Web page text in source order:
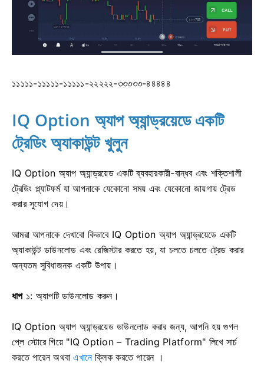
১১১১১-১১১১১-১১১১১-২২২২২-৩৩৩৩৩-৪৪৪৪৪
IQ Option অ্যাপ অ্যান্ড্রয়েডে একটি
ট্রেডিং অ্যাকাউন্ট খুলুন
IQ Option অ্যাপ অ্যান্ড্রয়েড একটি ব্যবহারকারী-বান্ধব এবং শক্তিশালী
ট্রেডিং প্ল্যাটফর্ম যা আপনাকে যেকোনো সময় এবং যেকোনো জায়গায় ট্রেড
করার সুযোগ দেয়।
আমরা আপনাকে দেখাবো কিভাবে IQ Option অ্যাপ অ্যান্ড্রয়েডে একটি
অ্যাকাউন্ট ডাউনলোড এবং রেজিস্টার করতে হয়, যা চলতে চলতে ট্রেড করার
অন্যতম সুবিধাজনক একটি উপায়।
ধাপ১: অ্যাপটি ডাউনলোড করুন।
IQ Option অ্যাপ অ্যান্ড্রয়েড ডাউনলোড করার জন্য, আপনি হয় গুগল
প্লে স্টোরে গিয়ে "IQ Option – Trading Platform" লিখে সার্চ
করতে পারেন অথবাএখানেক্লিক করতে পারেন ।